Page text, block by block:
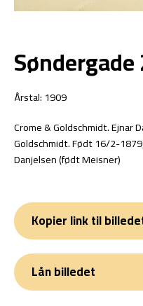
Søndergade
Årstal: 1909
Crome & Goldschmidt. Ejnar
Goldschmidt. Født 16/2-
Danjelsen (født Meisner)
Kopier link til
Lån billedet